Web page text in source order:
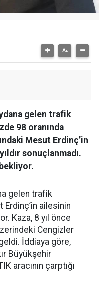
gelen trafik
98 oranında
Mesut Erdinç’in
sonuçlanmadı.
gelen trafik
Erdinç’in ailesinin
Kaza, 8 yıl önce
Cengizler
İddiaya göre,
Büyükşehir
aracının çarptığı